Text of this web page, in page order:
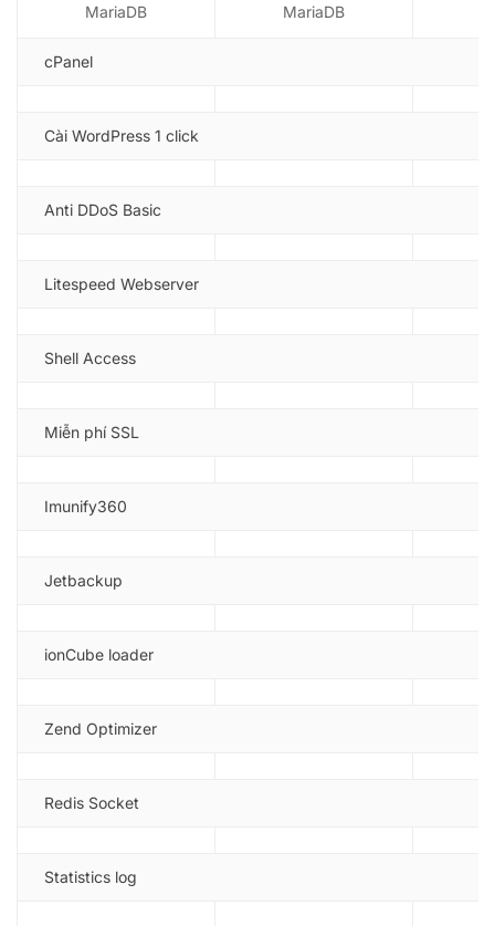
MariaDB MariaDB
cPanel
Cài WordPress 1 click
Anti DDoS Basic
Litespeed Webserver
Shell Access
Miễn phí SSL
Imunify360
Jetbackup
ionCube loader
Zend Optimizer
Redis Socket
Statistics log